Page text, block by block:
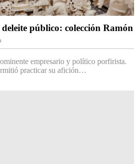
público: colección Ramón
empresario y político porfirista.
practicar su afición…